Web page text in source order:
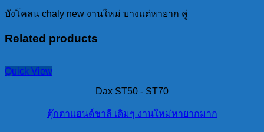
หา
คู่
บังโคลน chaly new งานใหม่ บางแต่หายาก คู่
Related products
Quick View
Dax ST50 - ST70
ตุ๊กตาแฮนด์ชาลี เดิมๆ งานใหม่หายากมาก